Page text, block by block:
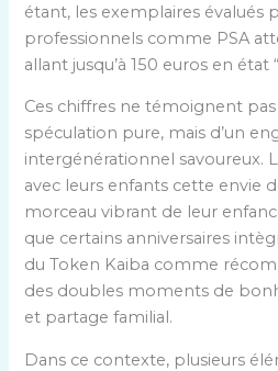
étant, les exemplaires évalués
professionnels comme PSA
allant jusqu’à 150 euros en état
Ces chiffres ne témoignent
spéculation pure, mais d’un
intergénérationnel savoureux.
avec leurs enfants cette envie
morceau vibrant de leur
que certains anniversaires
du Token Kaiba comme
des doubles moments de
et partage familial.
Dans ce contexte, plusieurs